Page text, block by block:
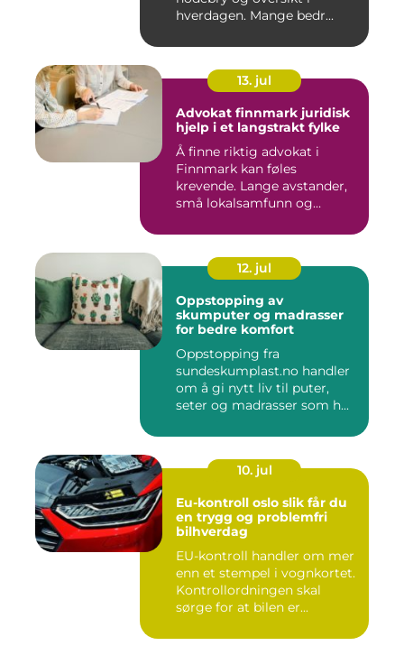
hverdagen. Mange bedr...
13. jul
Advokat finnmark juridisk
hjelp i et langstrakt fylke
Å finne riktig advokat i
Finnmark kan føles
krevende. Lange avstander,
små lokalsamfunn og
12. jul
Oppstopping av
skumputer og madrasser
for bedre komfort
Oppstopping fra
sundeskumplast.no handler
om å gi nytt liv til puter,
seter og madrasser som h...
10. jul
Eu-kontroll oslo slik får du
en trygg og problemfri
bilhverdag
EU-kontroll handler om mer
enn et stempel i vognkortet.
Kontrollordningen skal
sørge for at bilen er...